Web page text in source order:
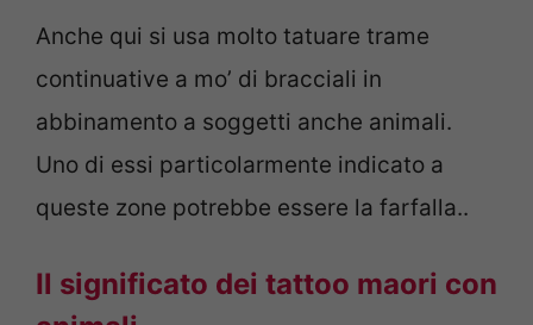
Anche qui si usa molto tatuare trame
continuative a mo’ di bracciali in
abbinamento a soggetti anche animali.
Uno di essi particolarmente indicato a
queste zone potrebbe essere la farfalla..
Il significato dei tattoo maori con